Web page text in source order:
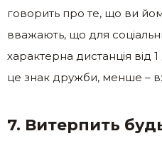
говорить про те, що ви
вважають, що для
характерна дистанція від
це знак дружби, менше –
7. Витерпить